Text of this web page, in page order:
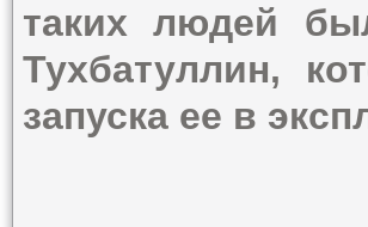
таких людей
Тухбатуллин,
запуска ее в